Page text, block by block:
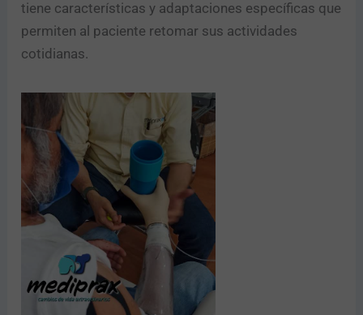
tiene características y adaptaciones específicas que
permiten al paciente retomar sus actividades
cotidianas.